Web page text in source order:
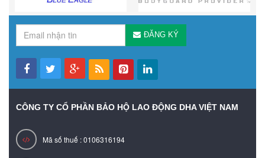
ĐĂNG KÝ
CÔNG TY CỔ PHẦN BẢO HỘ LAO ĐỘNG DHA VIỆT NAM
Mã số thuế : 0106316194